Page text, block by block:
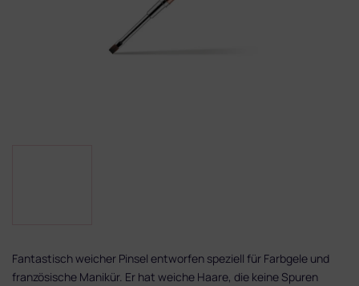
Fantastisch weicher Pinsel entworfen speziell für Farbgele und
französische Manikür. Er hat weiche Haare, die keine Spuren